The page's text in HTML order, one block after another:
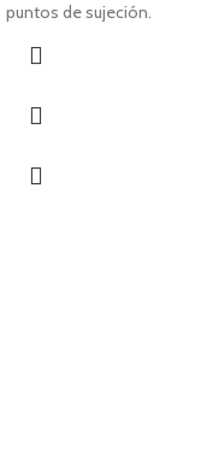
puntos de sujeción.